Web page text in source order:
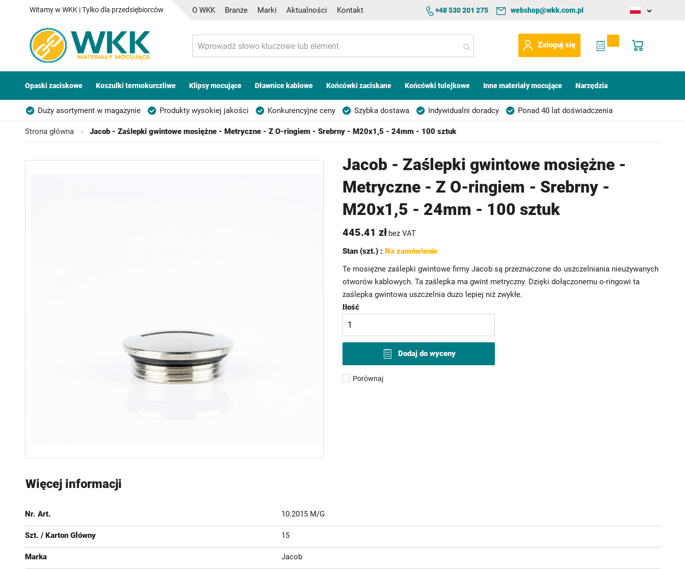
Witamy w WKK | Tylko dla przedsiębiorców O WKK Branże Marki Aktualności Kontakt webshop@wkk.com.pl
+48 530 201 275
Change
Zaloguj się
Mój koszyk
My Quote
Opaski zaciskowe Koszulki termokurczliwe Klipsy mocujące Dławnice kablowe Końcówki zaciskane Końcówki tulejkowe Inne materiały mocujące Narzędzia
Duży asortyment w magazynie Produkty wysokiej jakości Konkurencyjne ceny Szybka dostawa Indywidualni doradcy
Ponad 40 lat doświadczenia
Możliwość własnego etykietowania
Strona główna Jacob - Zaślepki gwintowe mosiężne - Metryczne - Z O-ringiem - Srebrny - M20x1,5 - 24mm - 100 sztuk
Jacob - Zaślepki gwintowe mosiężne -
Metryczne - Z O-ringiem - Srebrny -
M20x1,5 - 24mm - 100 sztuk
445.41 zł bez VAT
Stan (szt.) : Na zamówienie
Te mosiężne zaślepki gwintowe firmy Jacob są przeznaczone do uszczelniania nieużywanych
otworów kablowych. Ta zaślepka ma gwint metryczny. Dzięki dołączonemu o-ringowi ta
zaślepka gwintowa uszczelnia duzo lepiej niż zwykłe.
Ilość
Dodaj do wyceny
Porównaj
początek
Więcej informacji
Nr. Art. 10.2015 M/G
Szt. / Karton Główny 15
Marka Jacob